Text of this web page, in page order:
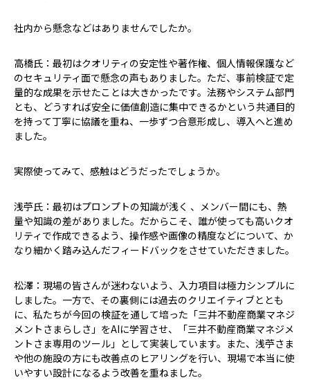
――社内から懸念などはありませんでしたか。
高橋氏：最初はクオリティの安定性や著作権、個人情報保護など
のセキュリティ面で懸念の声もありました。ただ、事前検証で定
量的な成果を示せたことは大きかったです。法務やシステム部門
とも、どうすれば安全に価値創造に集中できるかという共通目的
を持って丁寧に協議を重ね、一歩ずつ合意形成し、導入へと進め
ました。
――実際使ってみて、感触はどうだったでしょうか。
浅苧氏：最初はプロンプトの知識が浅く 、メンバー間にも、熱
量や知識の差がありました。だからこそ、誰が使っても高いクオ
リティで作成できるよう、操作感や画像の精度などについて、か
なり細かく踏み込んだフィードバックをさせていただきました。
松澤：現場の皆さんが迷わないよう、入力項目は極力シンプルに
しました。一方で、その裏側には過去のクリエイティブととも
に、私たちが今回の検証を通して培った「三井不動産商業マネジ
メントさまらしさ」をAIに学習させ、「三井不動産商業マネジメ
ントさま専用のツール」として実装しています。また、浅苧さま
や他の施設の方にも改善点のヒアリングを行い、現場で本当に使
いやすい設計になるよう改善を重ねました。